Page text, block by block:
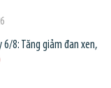
6/8: Tăng giảm đan xen,